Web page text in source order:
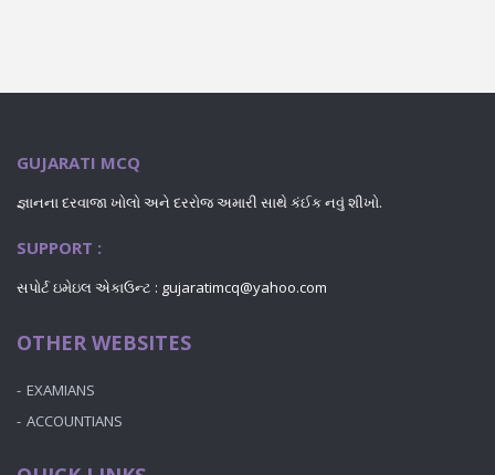
GUJARATI MCQ
જ્ઞાનના દરવાજા ખોલો અને દરરોજ અમારી સાથે કંઈક નવું શીખો.
SUPPORT :
સપોર્ટ ઇમેઇલ એકાઉન્ટ : gujaratimcq@yahoo.com
OTHER WEBSITES
EXAMIANS
ACCOUNTIANS